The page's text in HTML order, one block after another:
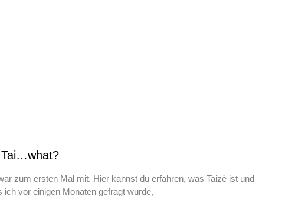
Tai…what?
zum ersten Mal mit. Hier kannst du erfahren, was Taizè ist und
ich vor einigen Monaten gefragt wurde,